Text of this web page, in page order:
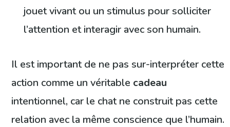
jouet vivant ou un stimulus pour solliciter
l’attention et interagir avec son humain.
Il est important de ne pas sur-interpréter cette
action comme un véritable cadeau
intentionnel, car le chat ne construit pas cette
relation avec la même conscience que l’humain.